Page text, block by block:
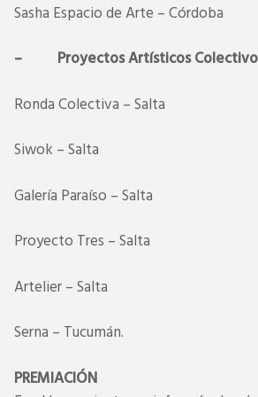
Sasha Espacio de Arte – Córdoba
– Proyectos Artísticos
Ronda Colectiva – Salta
Siwok – Salta
Galería Paraíso – Salta
Proyecto Tres – Salta
Artelier – Salta
Serna – Tucumán.
PREMIACIÓN